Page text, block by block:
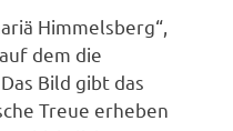
Himmelsberg“,
dem die
Bild gibt das
Treue erheben